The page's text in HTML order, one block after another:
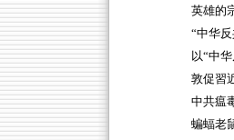
英雄的
“中华
以“中
敦促習
中共瘟
蝙蝠老